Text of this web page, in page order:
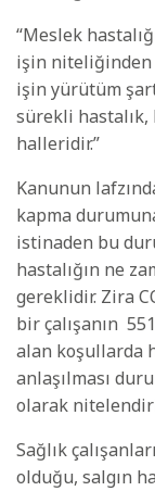
“Meslek
işin niteliğinden
işin yürütüm
sürekli
halleridir.”
Kanunun
kapma
istinaden bu
hastalığın ne
gereklidir. Zira
bir çalışanın
alan koşullarda
anlaşılması
olarak
Sağlık
olduğu, salgın